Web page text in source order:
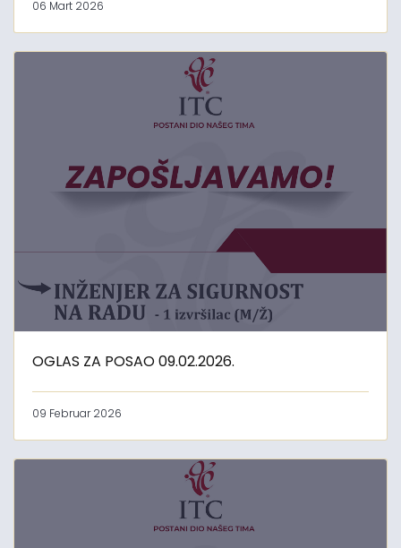
06 Mart 2026
OGLAS ZA POSAO 09.02.2026.
09 Februar 2026